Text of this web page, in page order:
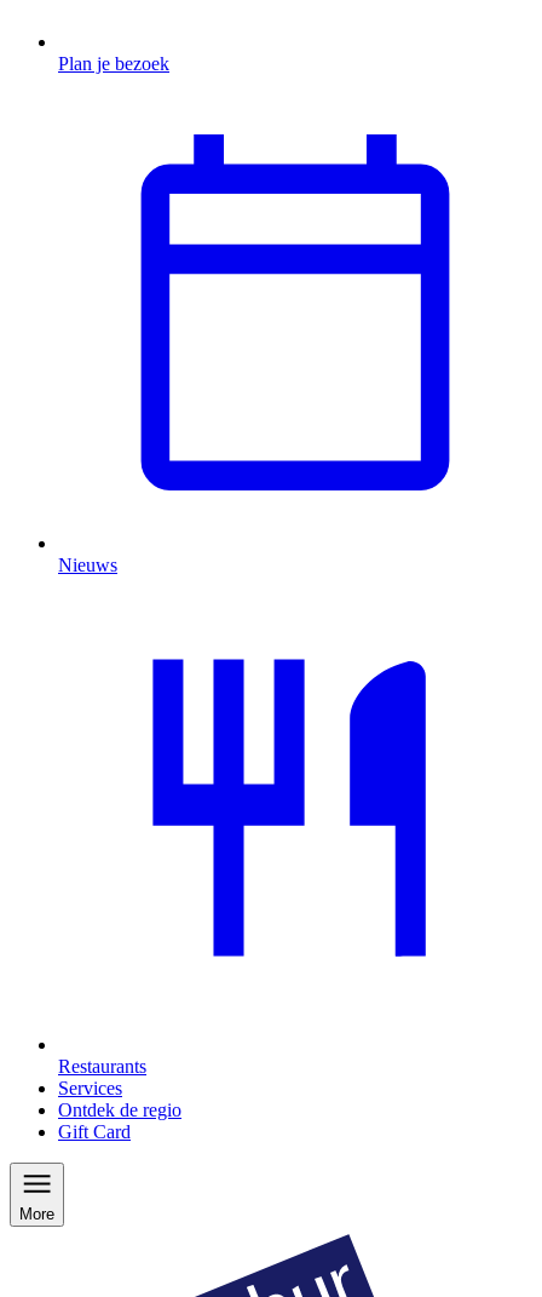
Plan je bezoek
Nieuws
Restaurants
Services
Ontdek de regio
Gift Card
More